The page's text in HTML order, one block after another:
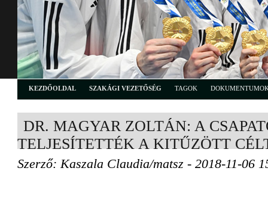
KEZDŐOLDAL SZAKÁGI VEZETŐSÉG TAGOK
DR. MAGYAR ZOLTÁN: A
TELJESÍTETTÉK A KITŰZÖTT
Szerző: Kaszala Claudia/matsz - 2018-11-06